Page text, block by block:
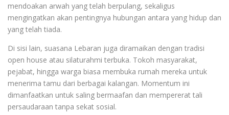
mendoakan arwah yang telah berpulang, sekaligus
mengingatkan akan pentingnya hubungan antara yang hidup dan
yang telah tiada.
Di sisi lain, suasana Lebaran juga diramaikan dengan tradisi
open house atau silaturahmi terbuka. Tokoh masyarakat,
pejabat, hingga warga biasa membuka rumah mereka untuk
menerima tamu dari berbagai kalangan. Momentum ini
dimanfaatkan untuk saling bermaafan dan mempererat tali
persaudaraan tanpa sekat sosial.